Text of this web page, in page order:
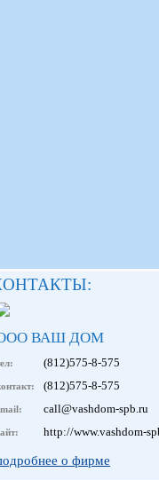
ВАШ ДОМ
(812)575-8-575
(812)575-8-575
call@vashdom-spb.ru
http://www.vashdom-
о фирме